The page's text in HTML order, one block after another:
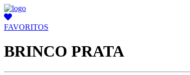
FAVORITOS
BRINCO PRATA